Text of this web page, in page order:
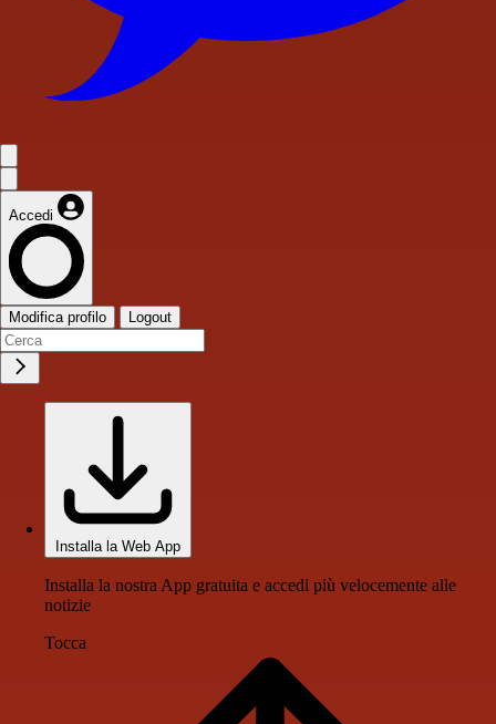
Accedi
Modifica profilo Logout
Installa la Web App
Installa la nostra App gratuita e accedi più velocemente alle
notizie
Tocca